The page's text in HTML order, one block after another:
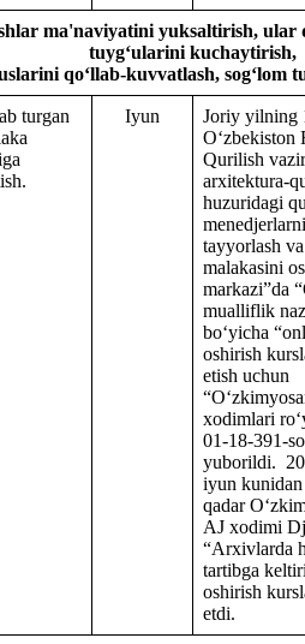
ma'naviyatini yuksaltirish,
tuyg‘ularini kuchaytirish,
qo‘llab-kuvvatlash, sog‘lom
turgan
Iyun
Joriy yilning
O‘zbekiston
Qurilish
arxitektura-
huzuridagi
tayyorlash
malakasini
markazi”da
mualliflik
bo‘yicha
oshirish
etish uchun
xodimlari
01-18-391-
yuborildi.
iyun
qadar
AJ xodimi
“Arxivlarda
tartibga
oshirish
etdi.